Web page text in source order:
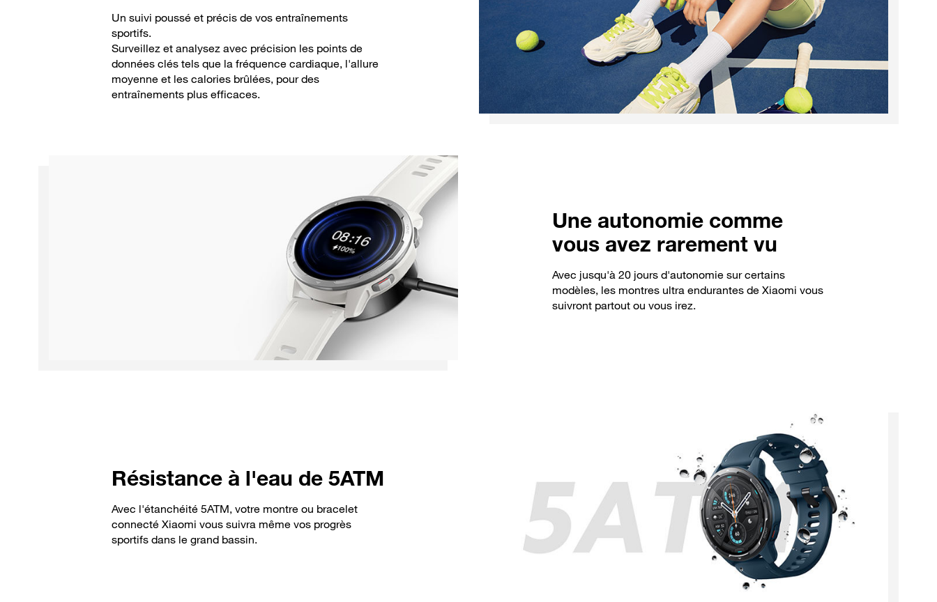
Un suivi poussé et précis de vos entraînements
sportifs.
Surveillez et analysez avec précision les points de
données clés tels que la fréquence cardiaque, l'allure
moyenne et les calories brûlées, pour des
entraînements plus efficaces.
Une autonomie comme
vous avez rarement vu
Avec jusqu'à 20 jours d'autonomie sur certains
modèles, les montres ultra endurantes de Xiaomi vous
suivront partout ou vous irez.
Résistance à l'eau de 5ATM
Avec l'étanchéité 5ATM, votre montre ou bracelet
connecté Xiaomi vous suivra même vos progrès
sportifs dans le grand bassin.